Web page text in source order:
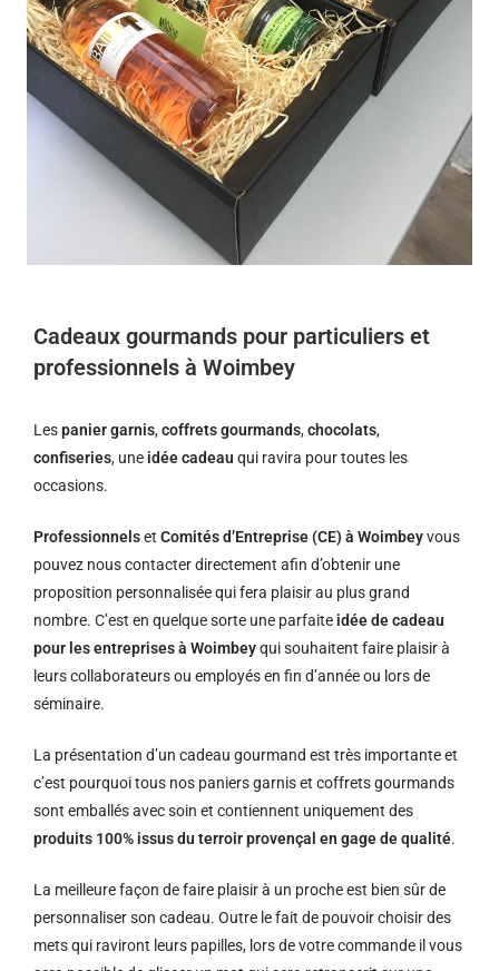
Cadeaux gourmands pour particuliers et
professionnels à Woimbey
Lespanier garnis,coffrets gourmands,chocolats,
confiseries, une idée cadeau qui ravira pour toutes les
occasions.
Professionnelset Comités d’Entreprise (CE) à Woimbeyvous
pouvez nous contacter directement afin d’obtenir une
proposition personnalisée qui fera plaisir au plus grand
nombre. C’est en quelque sorte une parfaite idée de cadeau
pour les entreprises à Woimbeyqui souhaitent faire plaisir à
leurs collaborateurs ou employés en fin d’année ou lors de
séminaire.
La présentation d’un cadeau gourmand est très importante et
c’est pourquoi tous nos paniers garnis et coffrets gourmands
sont emballés avec soin et contiennent uniquement des
produits 100% issus du terroir provençal en gage de qualité.
La meilleure façon de faire plaisir à un proche est bien sûr de
personnaliser son cadeau. Outre le fait de pouvoir choisir des
mets qui raviront leurs papilles, lors de votre commande il vous